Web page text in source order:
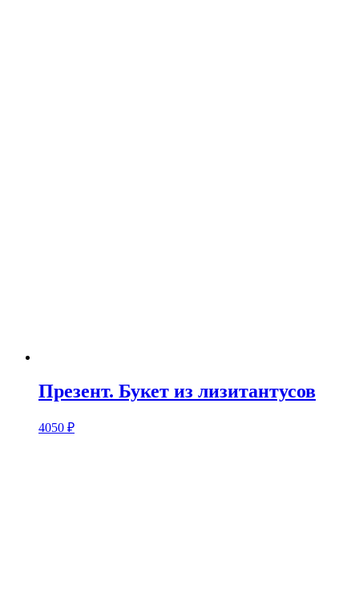
Презент. Букет из лизитантусов
4050 ₽